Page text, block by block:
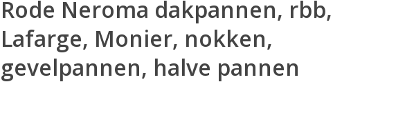
Rode Neroma dakpannen, rbb,
Lafarge, Monier, nokken,
gevelpannen, halve pannen